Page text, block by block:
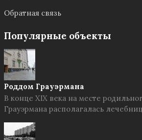
Обратная связь
Популярные объекты
Роддом Грауэрмана
В конце XIX века на месте
Грауэрмана располагалась